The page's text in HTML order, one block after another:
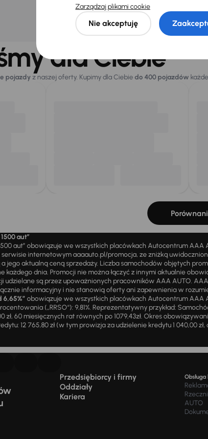
dla Ciebie
pojazdy z naszej oferty. Kupimy dla Ciebiedo 400 pojazdów
aut”
aut” obowiązuje we wszystkich placówkach Autocentrum
internetowym aaaauto.pl/promocja, ze zniżką
jego aktualną ceną sprzedaży. Liczba samochodów objętych
każdego dnia. Promocji nie można łączyć z innymi aktualnie
udzielane są przez upoważnionych pracowników AAA AUTO.
informacyjny i nie stanowią oferty ani zapewnienia w
6,65%” obowiązuje we wszystkich placówkach Autocentrum AAA
(„RRSO“): 9,81%. Reprezentatywny przykład:
zł, 60 miesięcznych rat równych po 1079,43zł. Okres
12 765,80 zł (w tym prowizja za udzielenie kredytu 1 040,00
Przedsiębiorcy i firmy
Oddziały
Kariera
AUTO
Zarządzaj plikami cookie
Nie akceptuję